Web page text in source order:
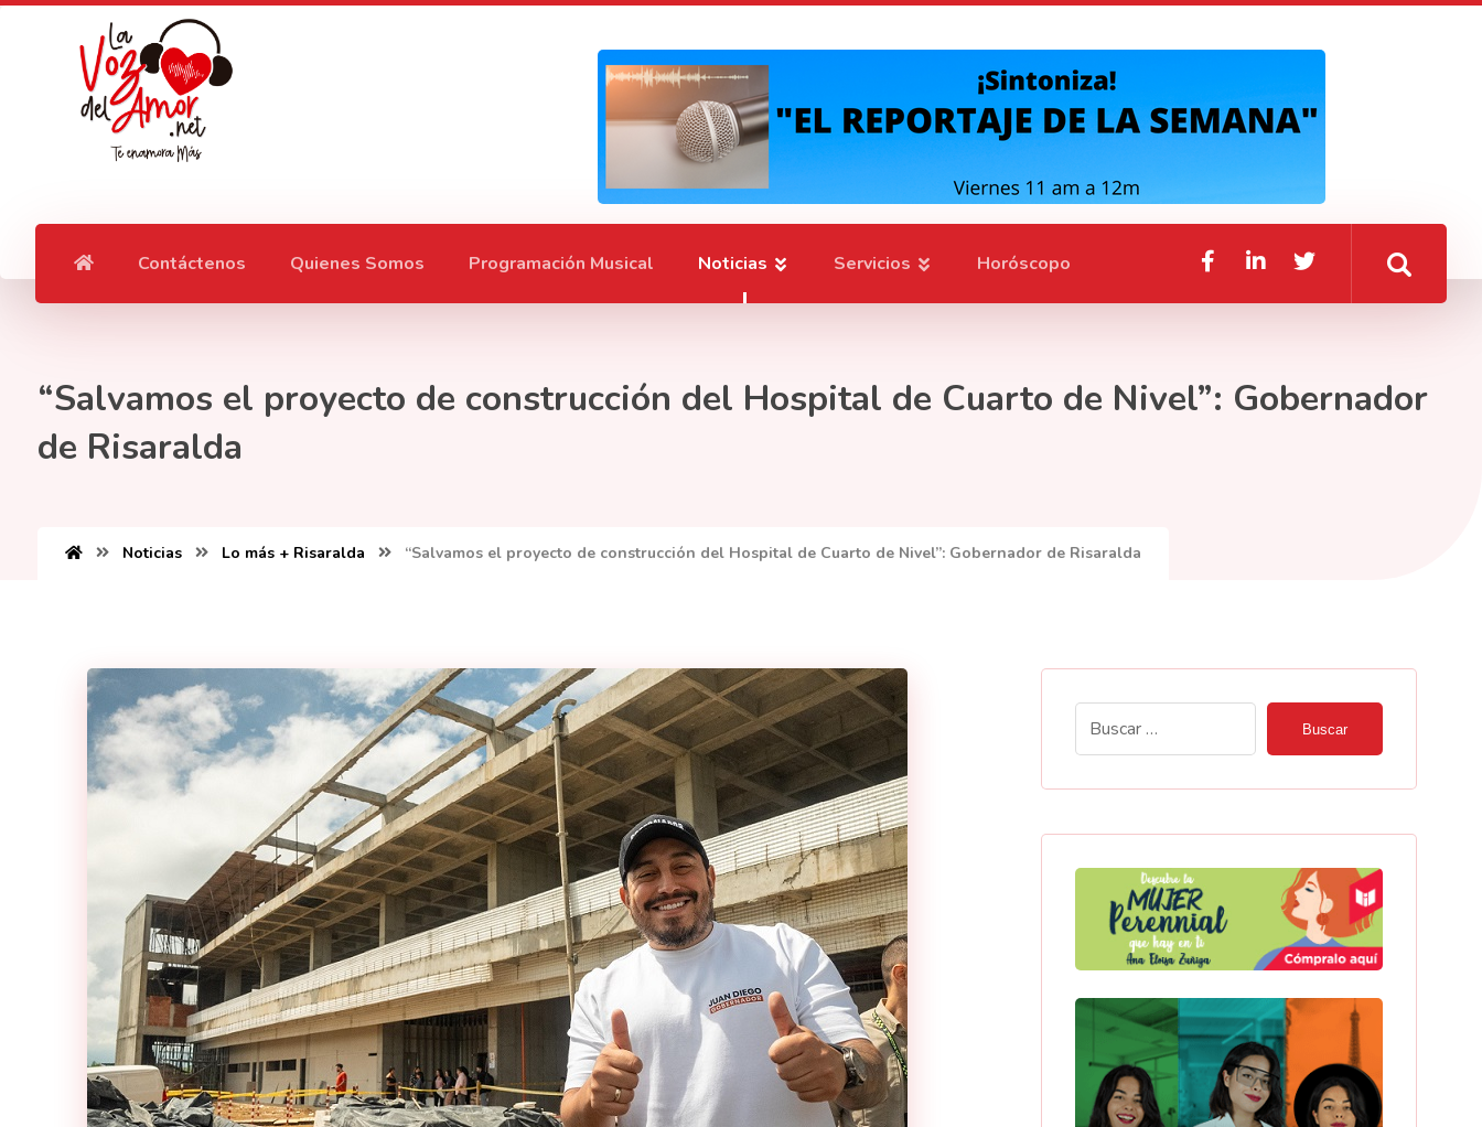
Contáctenos Quienes Somos Programación Musical Noticias Servicios Horóscopo
“Salvamos el proyecto de construcción del Hospital de Cuarto de Nivel”: Gobernador
de Risaralda
Noticias Lo más + Risaralda “Salvamos el proyecto de construcción del Hospital de Cuarto de Nivel”: Gobernador de Risaralda
Buscar